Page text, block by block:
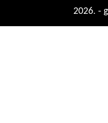
2026. -